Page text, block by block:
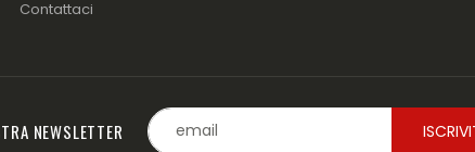
Contattaci
NEWSLETTER